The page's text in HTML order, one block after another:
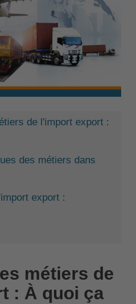
de l'import export :
des métiers dans
export :
métiers de
: À quoi ça